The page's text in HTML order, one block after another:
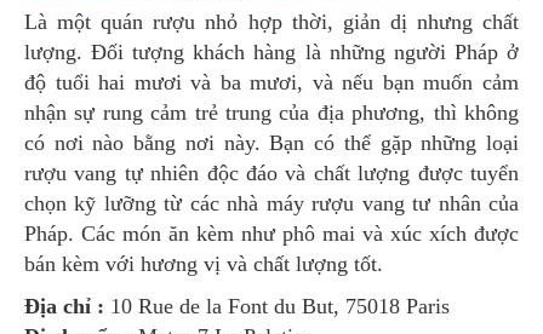
Là một quán rượu nhỏ hợp thời, giản dị nhưng chất
lượng. Đối tượng khách hàng là những người Pháp ở
độ tuổi hai mươi và ba mươi, và nếu bạn muốn cảm
nhận sự rung cảm trẻ trung của địa phương, thì không
có nơi nào bằng nơi này. Bạn có thể gặp những loại
rượu vang tự nhiên độc đáo và chất lượng được tuyển
chọn kỹ lưỡng từ các nhà máy rượu vang tư nhân của
Pháp. Các món ăn kèm như phô mai và xúc xích được
bán kèm với hương vị và chất lượng tốt.
Địa chỉ : 10 Rue de la Font du But, 75018 Paris